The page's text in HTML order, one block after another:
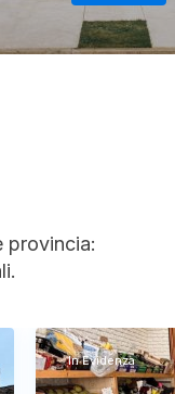
provincia:
In Evidenza